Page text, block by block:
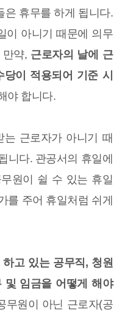
은 휴무를 하게 됩니다.
이 아니기 때문에 의무
약, 근로자의 날에 근
이 적용되어 기준 시
야 합니다.
는 근로자가 아니기 때
니다. 관공서의 휴일에
원이 쉴 수 있는 휴일
를 주어 휴일처럼 쉬게
고 있는 공무직, 청원
및 임금을 어떻게 해야
무원이 아닌 근로자(공